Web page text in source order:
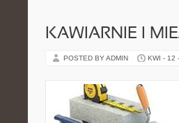
KAWIARNIE I
POSTED BY ADMIN KWI - 12